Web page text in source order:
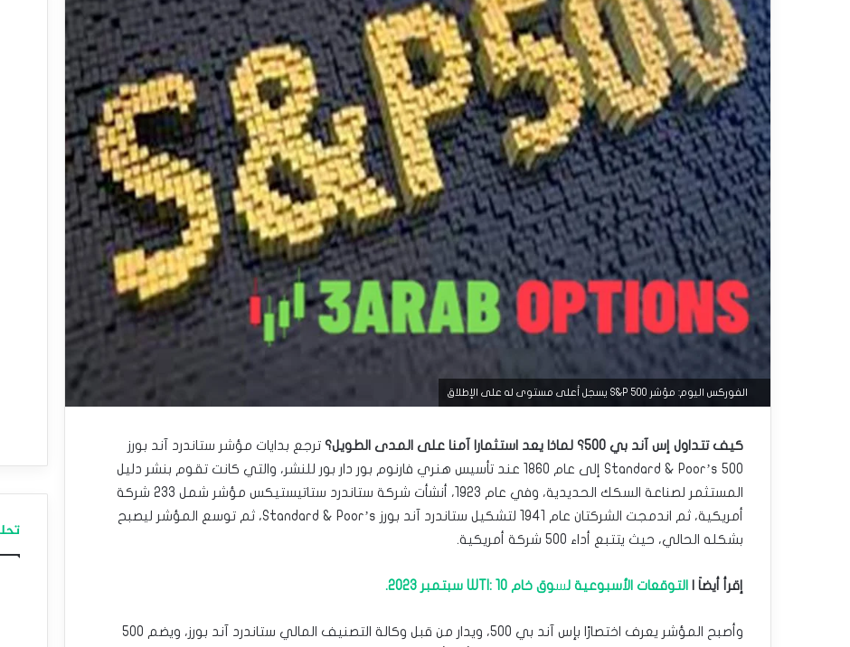
الفوركس اليوم: مؤشر S&P 500 يسجل أعلى مستوى له على الإطلاق
كيف تتداول إس آند بي 500؟ لماذا يعد استثمارا آمنا على المدى الطويل؟
ترجع بدايات مؤشر ستاندرد آند بورز
Standard & Poor’s 500 إلى عام 1860 عند تأسيس هنري فارنوم بور دار بور للنشر، والتي كانت تقوم بنشر دليل
المستثمر لصناعة السكك الحديدية، وفي عام 1923، أنشأت شركة ستاندرد ستاتيستيكس مؤشر شمل 233 شركة
أمريكية، ثم اندمجت الشركتان عام 1941 لتشكيل ستاندرد آند بورز Standard & Poor’s، ثم توسع المؤشر ليصبح
بشكله الحالي، حيث يتتبع أداء 500 شركة أمريكية.
إقرأ أيضاَ | التوقعات الأسبوعية لسوق خام WTI: 10 سبتمبر 2023.
وأصبح المؤشر يعرف اختصارًا بإس آند بي 500، ويدار من قبل وكالة التصنيف المالي ستاندرد آند بورز، ويضم 500